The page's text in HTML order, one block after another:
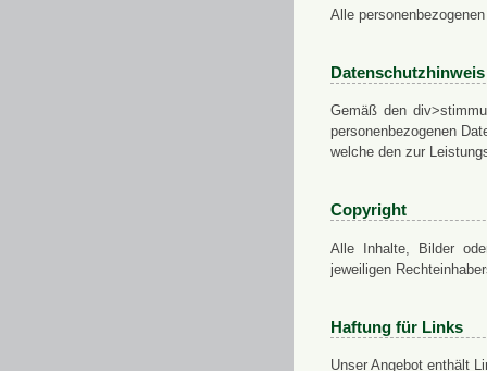
Alle
Datenschutzhinweis
Gemäß den
personenbezogenen
welche den zur
Copyright
Alle Inhalte, Bilder
jeweiligen
Haftung für Links
Unser Angebot enthält